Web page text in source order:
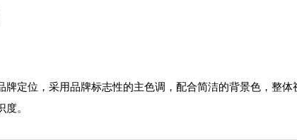
定位，采用品牌标志性的主色调，配合简洁的背景色，整
。